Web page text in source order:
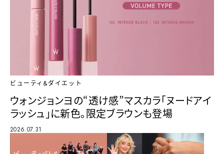
ビューティ&ダイエット
ウォンジョンヨの“透け感”マスカラ「ヌードアイ
ラッシュ」に新色。限定ブラウンも登場
2026.07.31